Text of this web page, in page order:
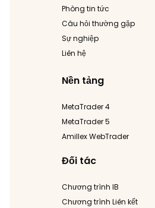
Phòng tin tức
Câu hỏi thường gặp
Sự nghiệp
Liên hệ
Nền tảng
MetaTrader 4
MetaTrader 5
Amillex WebTrader
Đối tác
Chương trình IB
Chương trình Liên kết